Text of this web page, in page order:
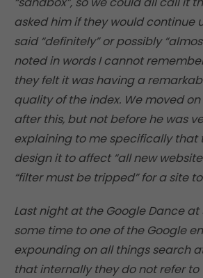
asked him if they would continue
said “definitely” or possibly
noted in words I cannot
they felt it was having a
quality of the index. We moved
after this, but not before he was
explaining to me specifically that
design it to affect “all new
“filter must be tripped” for a site
Last night at the Google Dance at
some time to one of the Google
expounding on all things search
that internally they do not refer